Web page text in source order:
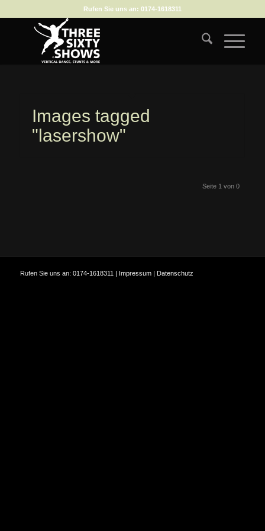
Rufen Sie uns an: 0174-1618311
Images tagged
"lasershow"
Seite 1 von 0
Rufen Sie uns an: 0174-1618311 | Impressum| Datenschutz